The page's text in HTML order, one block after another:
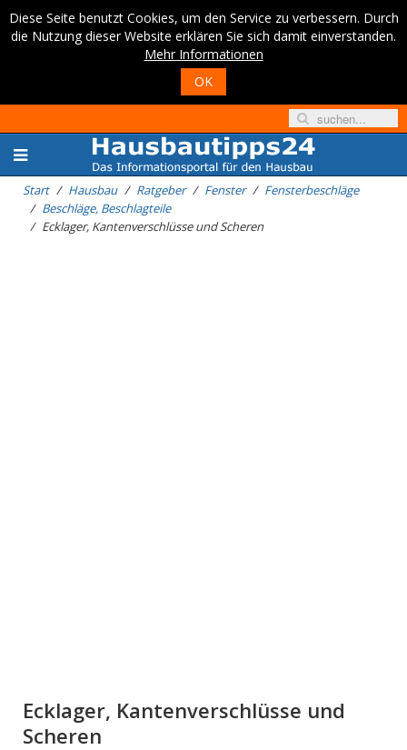
Diese Seite benutzt Cookies, um den Service zu verbessern. Durch
die Nutzung dieser Website erklären Sie sich damit einverstanden.
Mehr Informationen
OK
Start Hausbau Ratgeber Fenster
Fensterbeschläge
Beschläge, Beschlagteile
Ecklager, Kantenverschlüsse und Scheren
Ecklager, Kantenverschlüsse und
Scheren